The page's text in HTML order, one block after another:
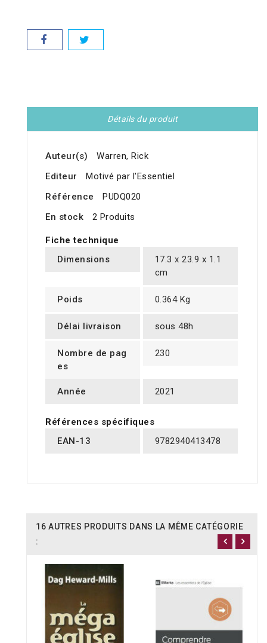
Détails du produit
Auteur(s)
Warren, Rick
Editeur
Motivé par l'Essentiel
Référence
PUDQ020
En stock
2 Produits
Fiche technique
Dimensions
17.3 x 23.9 x 1.1
cm
Poids 0.364 Kg
Délai livraison sous 48h
Nombre de pag
es
230
Année 2021
Références spécifiques
EAN-13
9782940413478
16 AUTRES PRODUITS DANS LA MÊME CATÉGORIE
: